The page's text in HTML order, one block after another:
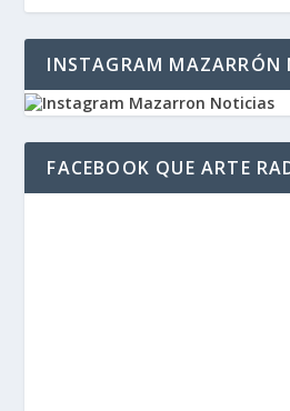
INSTAGRAM MAZARRÓN
FACEBOOK QUE ARTE